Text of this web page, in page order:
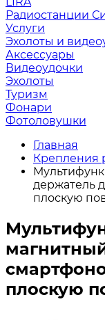
Радиостанции
Услуги
Эхолоты и
Аксессуары
Видеоудочки
Эхолоты
Туризм
Фонари
Фотоловушки
Главная
Крепления
держатель
плоскую
плоскую